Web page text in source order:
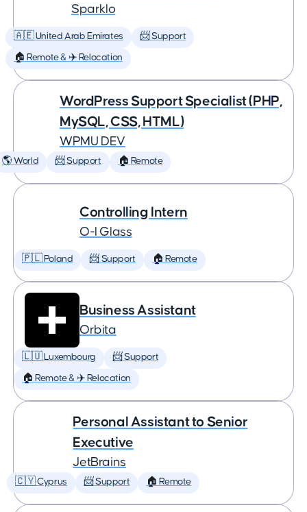
Sparklo
🇦🇪 United Arab Emirates 📨 Support
🏠 Remote & ✈️ Relocation
WordPress Support Specialist (PHP,
MySQL, CSS, HTML)
WPMU DEV
🌎 World 📨 Support 🏠 Remote
Controlling Intern
O-I Glass
🇵🇱 Poland 📨 Support 🏠 Remote
Business Assistant
Orbita
🇱🇺 Luxembourg 📨 Support
🏠 Remote & ✈️ Relocation
Personal Assistant to Senior
Executive
JetBrains
🇨🇾 Cyprus 📨 Support 🏠 Remote